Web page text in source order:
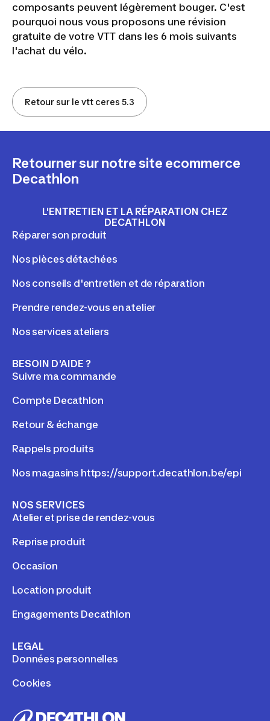
composants peuvent légèrement bouger. C'est
pourquoi nous vous proposons une révision
gratuite de votre VTT dans les 6 mois suivants
l'achat du vélo.
Retour sur le vtt ceres 5.3
Retourner sur notre site ecommerce
Decathlon
L'ENTRETIEN ET LA RÉPARATION CHEZ
DECATHLON
Réparer son produit
Nos pièces détachées
Nos conseils d'entretien et de réparation
Prendre rendez-vous en atelier
Nos services ateliers
BESOIN D'AIDE ?
Suivre ma commande
Compte Decathlon
Retour & échange
Rappels produits
Nos magasins https://support.decathlon.be/epi
NOS SERVICES
Atelier et prise de rendez-vous
Reprise produit
Occasion
Location produit
Engagements Decathlon
LEGAL
Données personnelles
Cookies